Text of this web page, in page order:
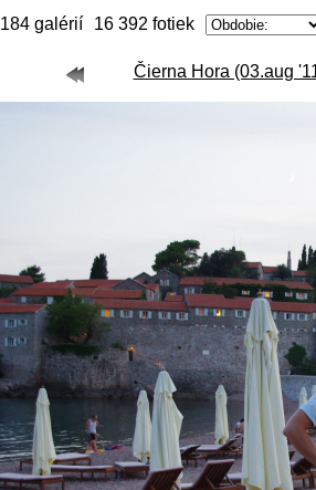
184 galérií 16 392 fotiek
Čierna Hora (03.aug